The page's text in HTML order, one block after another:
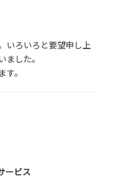
いろいろと要望申し上
した。
。
ービス